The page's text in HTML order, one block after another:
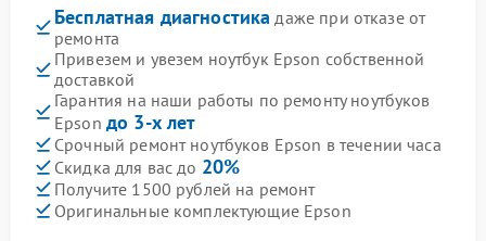
Бесплатная диагностика даже при отказе от
ремонта
Привезем и увезем ноутбук Epson собственной
доставкой
Гарантия на наши работы по ремонту ноутбуков
Epson до 3-х лет
Срочный ремонт ноутбуков Epson в течении часа
Скидка для вас до 20%
Получите 1500 рублей на ремонт
Оригинальные комплектующие Epson